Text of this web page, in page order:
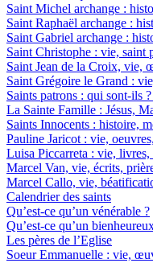
Saint Michel archange :
Saint Raphaël archange :
Saint Gabriel archange :
Saint Christophe : vie, saint
Saint Jean de la Croix, vie,
Saint Grégoire le Grand :
Saints patrons : qui sont-ils
La Sainte Famille : Jésus,
Saints Innocents : histoire,
Pauline Jaricot : vie,
Luisa Piccarreta : vie,
Marcel Van, vie, écrits,
Marcel Callo, vie,
Calendrier des saints
Qu’est-ce qu’un vénérable ?
Qu’est-ce qu’un
Les pères de l’Eglise
Soeur Emmanuelle : vie,